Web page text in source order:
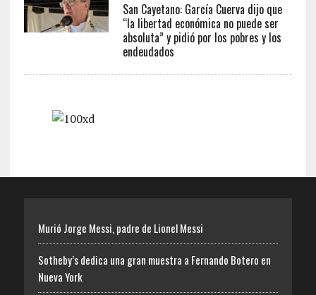
San Cayetano: García Cuerva dijo que
“la libertad económica no puede ser
absoluta” y pidió por los pobres y los
endeudados
Murió Jorge Messi, padre de Lionel Messi
Sotheby’s dedica una gran muestra a Fernando Botero en
Nueva York